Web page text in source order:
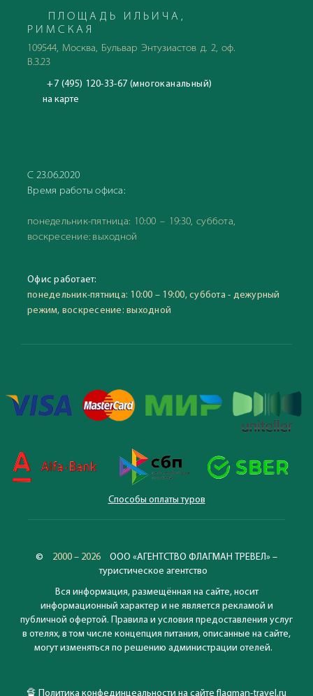
ПЛОЩАДЬ ИЛЬИЧА,
РИМСКАЯ
109544, Москва, Бульвар Энтузиастов д. 2, оф.
В.3.23
+7 (495) 120-33-67 (многоканальный)
на карте
С 23.06.2020
Время работы офиса:
понедельник-пятница: 10:00 – 19:30, суббота,
воскресение: выходной
Офис работает:
понедельник-пятница: 10:00 – 19:00, суббота - дежурный
режим, воскресение: выходной
Способы оплаты туров
© 2000 – 2026
ООО «АГЕНТСТВО ФЛАГМАН ТРЕВЕЛ» –
туристическое агентство
Вся информация, размещённая на сайте, носит
информационный характер и не является рекламой и
публичной офертой. Правила и условия предоставления услуг
в отелях, в том числе концепция питания, описанные на сайте,
могут изменяться по решению администрации отелей.
🔏 Политика конфединцеальности на сайте flagman-travel.ru